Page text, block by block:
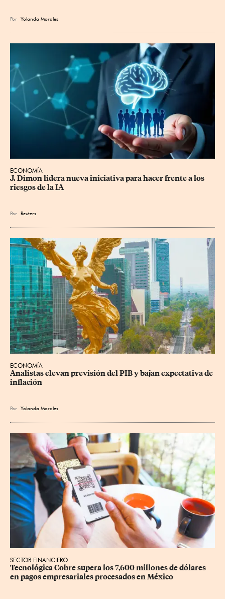
Por Yolanda Morales
ECONOMÍA
J. Dimon lidera nueva iniciativa para hacer frente a los
riesgos de la IA
Por Reuters
ECONOMÍA
Analistas elevan previsión del PIB y bajan expectativa de
inflación
Por Yolanda Morales
SECTOR FINANCIERO
Tecnológica Cobre supera los 7,600 millones de dólares
en pagos empresariales procesados en México